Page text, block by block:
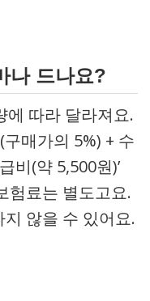
나 드나요?
에 따라 달라져요.
매가의 5%) + 수
비(약 5,500원)’
험료는 별도고요.
않을 수 있어요.